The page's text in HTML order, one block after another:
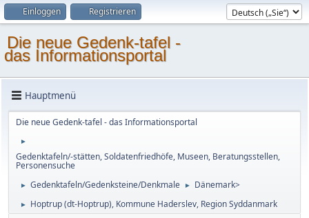
Einloggen Registrieren
Die neue Gedenk-tafel -
das Informationsportal
Hauptmenü
Die neue Gedenk-tafel - das Informationsportal
►
Gedenktafeln/-stätten, Soldatenfriedhöfe, Museen, Beratungsstellen,
Personensuche
► Gedenktafeln/Gedenksteine/Denkmale ► Dänemark>
► Hoptrup (dt-Hoptrup), Kommune Haderslev, Region Syddanmark